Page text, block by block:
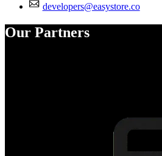
developers@easystore.co
Our Partners